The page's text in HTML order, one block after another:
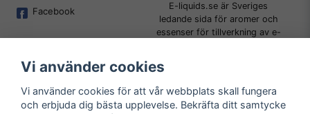
Facebook
E-liquids.se är Sveriges
ledande sida för aromer och
essenser för tillverkning av e-
Vi använder cookies
Vi använder cookies för att vår webbplats skall fungera
och erbjuda dig bästa upplevelse. Bekräfta ditt samtycke